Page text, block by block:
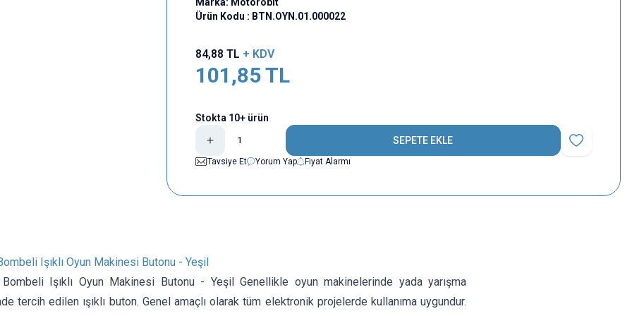
Ürün Kodu : BTN.OYN.01.000022
84,88 TL + KDV
101,85TL
Stokta 10+ ürün
SEPETE EKLE
Favoriye Ekle
Tavsiye Et
Yorum Yap Fiyat Alarmı
Işıklı Oyun Makinesi Butonu - Yeşil
Işıklı Oyun Makinesi Butonu - Yeşil Genellikle oyun makinelerinde yada yarışma
tercih edilen ışıklı buton. Genel amaçlı olarak tüm elektronik projelerde kullanıma uygundur.